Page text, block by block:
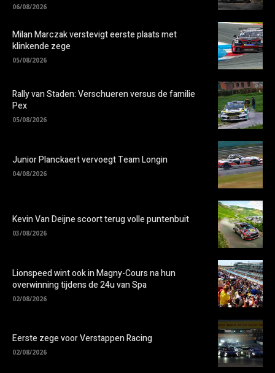
06/08/2026
Milan Marczak verstevigt eerste plaats met
klinkende zege
05/08/2026
Rally van Staden: Verschueren versus de familie
Pex
05/08/2026
Junior Planckaert vervoegt Team Longin
04/08/2026
Kevin Van Deijne scoort terug volle puntenbuit
03/08/2026
Lionspeed wint ook in Magny-Cours na hun
overwinning tijdens de 24u van Spa
02/08/2026
Eerste zege voor Verstappen Racing
02/08/2026